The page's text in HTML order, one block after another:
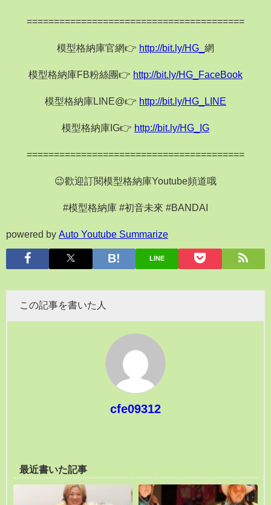
========================================
模型格納庫官網👉 http://bit.ly/HG_ 網
模型格納庫FB粉絲團👉 http://bit.ly/HG_FaceBook
模型格納庫LINE@👉 http://bit.ly/HG_LINE
模型格納庫IG👉 http://bit.ly/HG_IG
========================================
😉歡迎訂閱模型格納庫Youtube頻道哦
#模型格納庫 #初音未來 #BANDAI
powered by Auto Youtube Summarize
LINE
この記事を書いた人
cfe09312
最近書いた記事